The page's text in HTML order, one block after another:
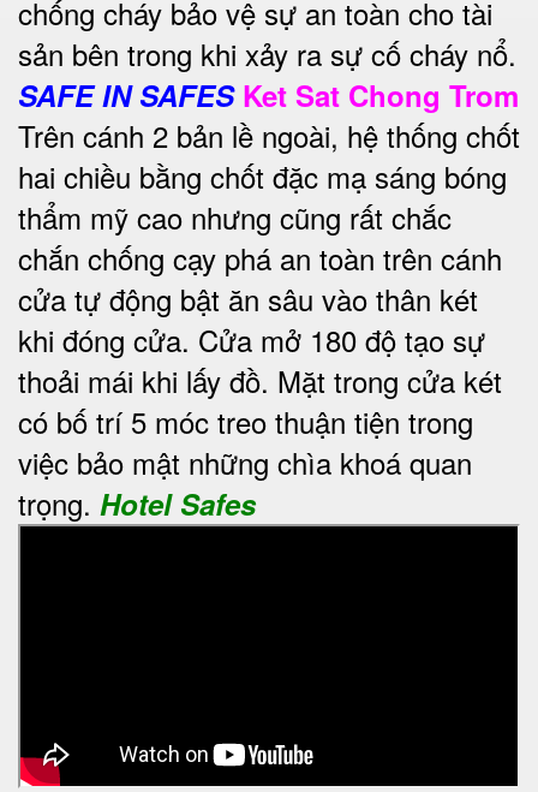
chống cháy bảo vệ sự an toàn cho tài
sản bên trong khi xảy ra sự cố cháy nổ.
SAFE IN SAFES Ket Sat Chong Trom
Trên cánh 2 bản lề ngoài, hệ thống chốt
hai chiều bằng chốt đặc mạ sáng bóng
thẩm mỹ cao nhưng cũng rất chắc
chắn chống cạy phá an toàn trên cánh
cửa tự động bật ăn sâu vào thân két
khi đóng cửa. Cửa mở 180 độ tạo sự
thoải mái khi lấy đồ. Mặt trong cửa két
có bố trí 5 móc treo thuận tiện trong
việc bảo mật những chìa khoá quan
trọng. Hotel Safes